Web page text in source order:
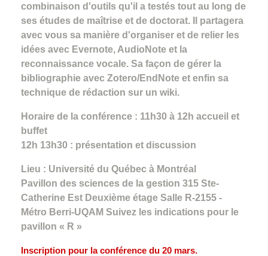
combinaison d'outils qu'il a testés tout au long de
ses études de maîtrise et de doctorat. Il partagera
avec vous sa manière d'organiser et de relier les
idées avec Evernote, AudioNote et la
reconnaissance vocale. Sa façon de gérer la
bibliographie avec Zotero/EndNote et enfin sa
technique de rédaction sur un wiki.
Horaire de la conférence : 11h30 à 12h accueil et
buffet
12h 13h30 : présentation et discussion
Lieu : Université du Québec à Montréal
Pavillon des sciences de la gestion 315 Ste-
Catherine Est Deuxième étage Salle R-2155 -
Métro Berri-UQAM Suivez les indications pour le
pavillon « R »
Inscription pour la conférence du 20 mars.